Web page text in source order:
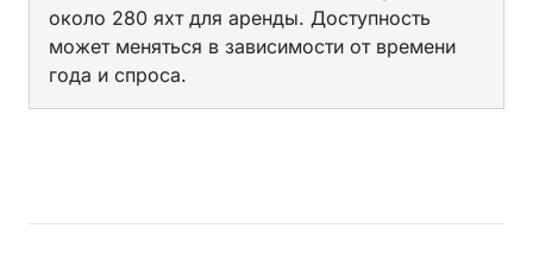
около 280 яхт для аренды. Доступность
может меняться в зависимости от времени
года и спроса.